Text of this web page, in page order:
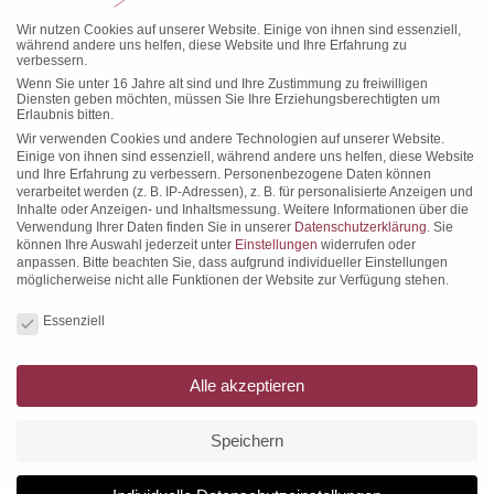
Steuer-
beratung
mehr
Jahres- abschüsse
mehr
03
Finanz- buchhaltung
04
Existenz-
gründungs-
mehr
Unternehmens-
06
Lohnbuch-
Wir nutzen Cookies auf unserer Website. Einige von ihnen sind essenziell,
während andere uns helfen, diese Website und Ihre Erfahrung zu
verbessern.
Wenn Sie unter 16 Jahre alt sind und Ihre Zustimmung zu freiwilligen
Diensten geben möchten, müssen Sie Ihre Erziehungsberechtigten um
Erlaubnis bitten.
Wir verwenden Cookies und andere Technologien auf unserer Website.
Einige von ihnen sind essenziell, während andere uns helfen, diese Website
und Ihre Erfahrung zu verbessern. Personenbezogene Daten können
verarbeitet werden (z. B. IP-Adressen), z. B. für personalisierte Anzeigen und
Inhalte oder Anzeigen- und Inhaltsmessung. Weitere Informationen über die
Verwendung Ihrer Daten finden Sie in unserer Datenschutzerklärung. Sie
können Ihre Auswahl jederzeit unter Einstellungen widerrufen oder
anpassen. Bitte beachten Sie, dass aufgrund individueller Einstellungen
möglicherweise nicht alle Funktionen der Website zur Verfügung stehen.
Essenziell
Alle akzeptieren
Speichern